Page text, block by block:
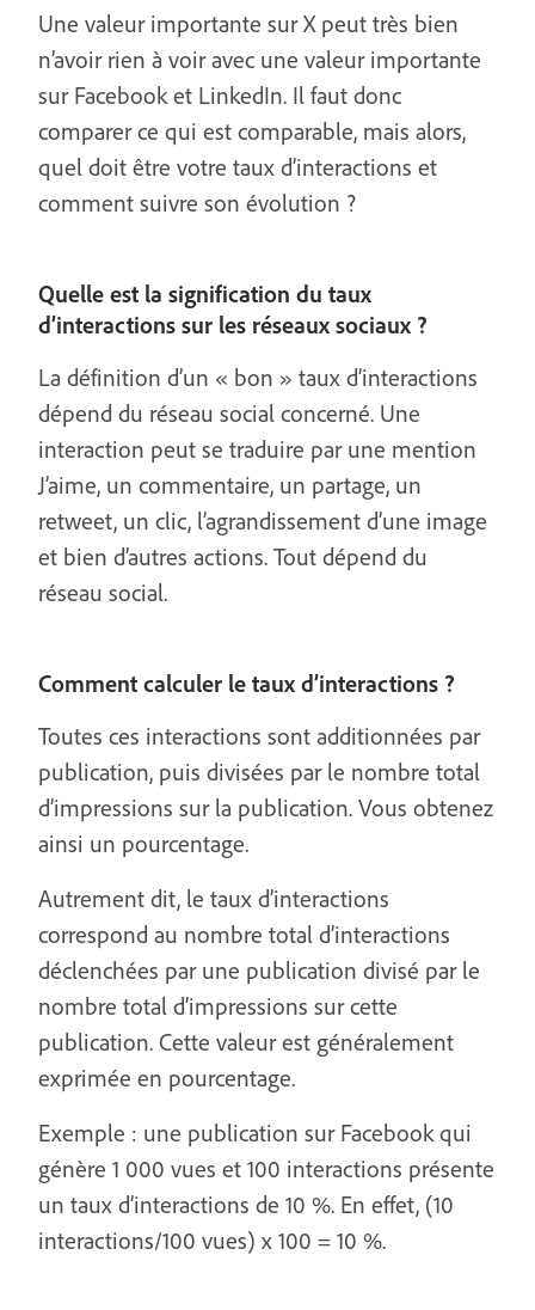
Une valeur importante sur X peut très bien
n’avoir rien à voir avec une valeur importante
sur Facebook et LinkedIn. Il faut donc
comparer ce qui est comparable, mais alors,
quel doit être votre taux d’interactions et
comment suivre son évolution ?
Quelle est la signification du taux
d’interactions sur les réseaux sociaux ?
La définition d’un « bon » taux d’interactions
dépend du réseau social concerné. Une
interaction peut se traduire par une mention
J’aime, un commentaire, un partage, un
retweet, un clic, l’agrandissement d’une image
et bien d’autres actions. Tout dépend du
réseau social.
Comment calculer le taux d’interactions ?
Toutes ces interactions sont additionnées par
publication, puis divisées par le nombre total
d’impressions sur la publication. Vous obtenez
ainsi un pourcentage.
Autrement dit, le taux d’interactions
correspond au nombre total d’interactions
déclenchées par une publication divisé par le
nombre total d’impressions sur cette
publication. Cette valeur est généralement
exprimée en pourcentage.
Exemple : une publication sur Facebook qui
génère 1 000 vues et 100 interactions présente
un taux d’interactions de 10 %. En effet, (10
interactions/100 vues) x 100 = 10 %.